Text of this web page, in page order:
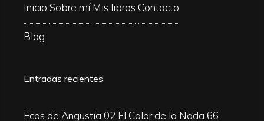
Inicio Sobre mí Mis libros Contacto
Blog
Entradas recientes
Ecos de Angustia 02 El Color de la Nada 66